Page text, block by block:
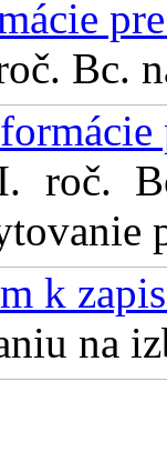
Bc.
roč.
k
na